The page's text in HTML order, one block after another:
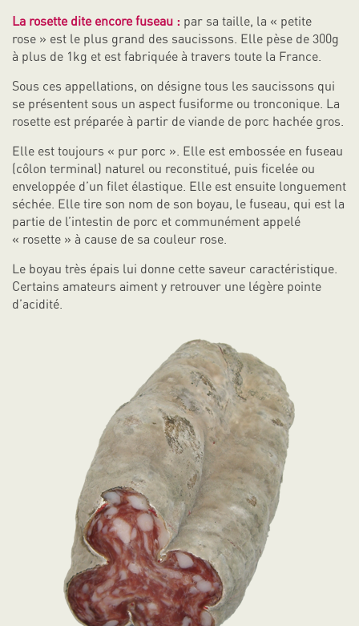
La rosette dite encore fuseau : par sa taille, la « petite
rose » est le plus grand des saucissons. Elle pèse de 300g
à plus de 1kg et est fabriquée à travers toute la France.
Sous ces appellations, on désigne tous les saucissons qui
se présentent sous un aspect fusiforme ou tronconique. La
rosette est préparée à partir de viande de porc hachée gros.
Elle est toujours « pur porc ». Elle est embossée en fuseau
(côlon terminal) naturel ou reconstitué, puis ficelée ou
enveloppée d’un filet élastique. Elle est ensuite longuement
séchée. Elle tire son nom de son boyau, le fuseau, qui est la
partie de l’intestin de porc et communément appelé
« rosette » à cause de sa couleur rose.
Le boyau très épais lui donne cette saveur caractéristique.
Certains amateurs aiment y retrouver une légère pointe
d’acidité.